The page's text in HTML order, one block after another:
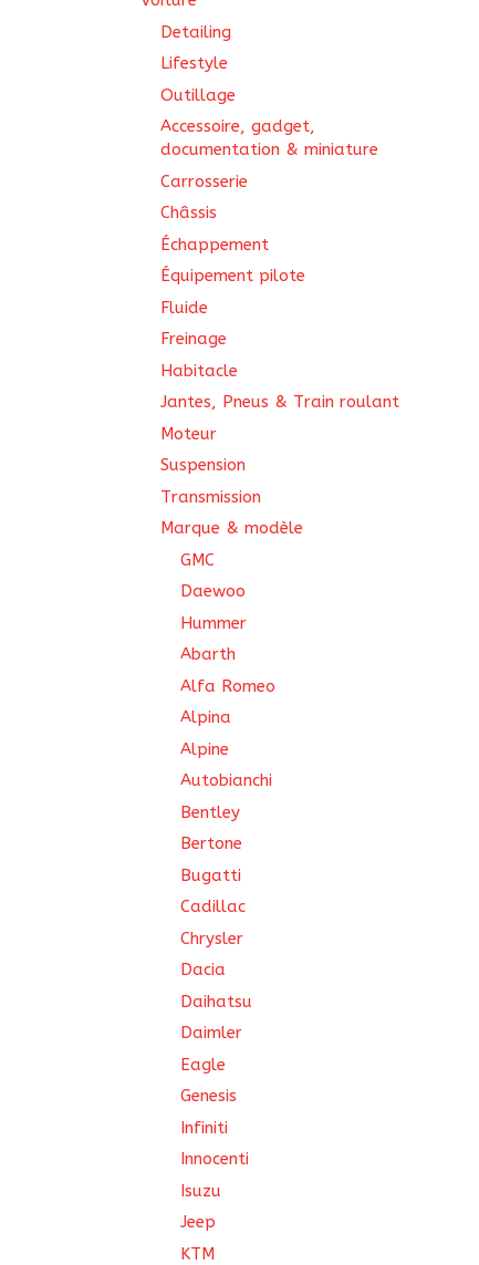
Detailing
Lifestyle
Outillage
Accessoire, gadget,
documentation & miniature
Carrosserie
Châssis
Échappement
Équipement pilote
Fluide
Freinage
Habitacle
Jantes, Pneus & Train roulant
Moteur
Suspension
Transmission
Marque & modèle
GMC
Daewoo
Hummer
Abarth
Alfa Romeo
Alpina
Alpine
Autobianchi
Bentley
Bertone
Bugatti
Cadillac
Chrysler
Dacia
Daihatsu
Daimler
Eagle
Genesis
Infiniti
Innocenti
Isuzu
Jeep
KTM